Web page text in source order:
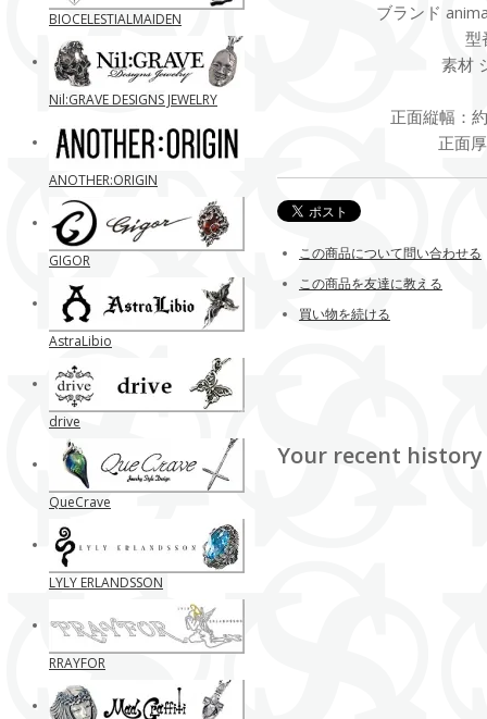
ブランド
型
素材
正面縦幅：
正面
この商品について問い合わせる
この商品を友達に教える
買い物を続ける
Your recent history
BIOCELESTIALMAIDEN
Nil:GRAVE DESIGNS JEWELRY
ANOTHER:ORIGIN
GIGOR
AstraLibio
drive
QueCrave
LYLY ERLANDSSON
RRAYFOR